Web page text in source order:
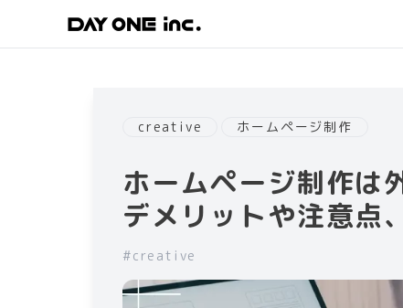
creative ホームページ制作
ホームページ制作は
デメリットや注意点
#creative